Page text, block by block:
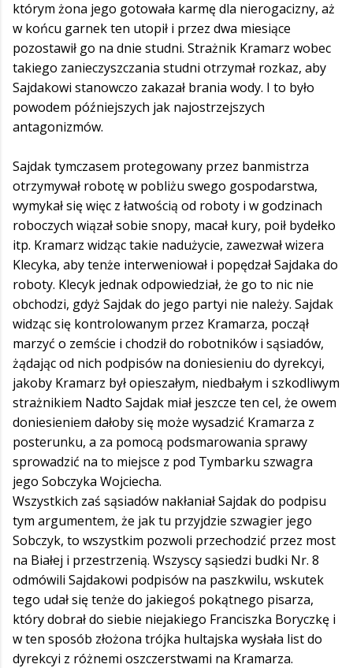
którym żona jego gotowała karmę dla nierogacizny, aż
w końcu garnek ten utopił i przez dwa miesiące
pozostawił go na dnie studni. Strażnik Kramarz wobec
takiego zanieczyszczania studni otrzymał rozkaz, aby
Sajdakowi stanowczo zakazał brania wody. I to było
powodem późniejszych jak najostrzejszych
antagonizmów.
Sajdak tymczasem protegowany przez banmistrza
otrzymywał robotę w pobliżu swego gospodarstwa,
wymykał się więc z łatwością od roboty i w godzinach
roboczych wiązał sobie snopy, macał kury, poił bydełko
itp. Kramarz widząc takie nadużycie, zawezwał wizera
Klecyka, aby tenże interweniował i popędzał Sajdaka do
roboty. Klecyk jednak odpowiedział, że go to nic nie
obchodzi, gdyż Sajdak do jego partyi nie należy. Sajdak
widząc się kontrolowanym przez Kramarza, począł
marzyć o zemście i chodził do robotników i sąsiadów,
żądając od nich podpisów na doniesieniu do dyrekcyi,
jakoby Kramarz był opieszałym, niedbałym i szkodliwym
strażnikiem Nadto Sajdak miał jeszcze ten cel, że owem
doniesieniem dałoby się może wysadzić Kramarza z
posterunku, a za pomocą podsmarowania sprawy
sprowadzić na to miejsce z pod Tymbarku szwagra
jego Sobczyka Wojciecha.
Wszystkich zaś sąsiadów nakłaniał Sajdak do podpisu
tym argumentem, że jak tu przyjdzie szwagier jego
Sobczyk, to wszystkim pozwoli przechodzić przez most
na Białej i przestrzenią. Wszyscy sąsiedzi budki Nr. 8
odmówili Sajdakowi podpisów na paszkwilu, wskutek
tego udał się tenże do jakiegoś pokątnego pisarza,
który dobrał do siebie niejakiego Franciszka Boryczkę i
w ten sposób złożona trójka hultajska wysłała list do
dyrekcyi z różnemi oszczerstwami na Kramarza.